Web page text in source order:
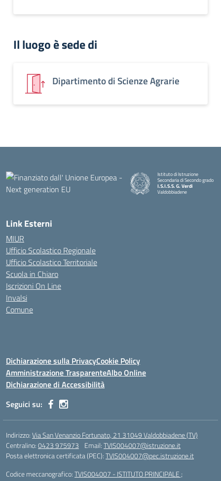
Il luogo è sede di
Dipartimento di Scienze Agrarie
Istituto di Istruzione
Secondaria di Secondo grado
I.S.I.S.S. G. Verdi
Valdobbiadene
Link Esterni
MIUR
Ufficio Scolastico Regionale
Ufficio Scolastico Territoriale
Scuola in Chiaro
Iscrizioni On Line
Invalsi
Comune
Dichiarazione sulla PrivacyCookie Policy
Amministrazione TrasparenteAlbo Online
Dichiarazione di Accessibilità
Seguici su:
Indirizzo:Via San Venanzio Fortunato, 21 31049 Valdobbiadene (TV)
Centralino:0423 975973 Email:TVIS004007@istruzione.it
Posta elettronica certificata (PEC):TVIS004007@pec.istruzione.it
Codice meccanografico:TVIS004007 - ISTITUTO PRINCIPALE ;